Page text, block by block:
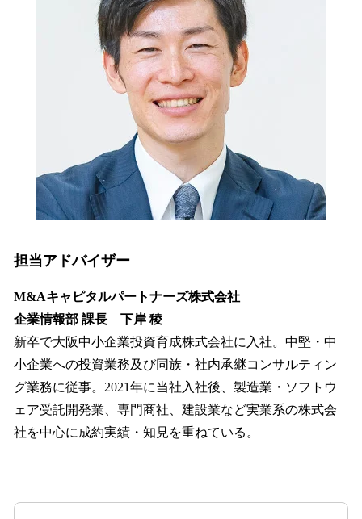
担当アドバイザー
M&Aキャピタルパートナーズ株式会社
企業情報部 課長 下岸 稜
新卒で大阪中小企業投資育成株式会社に入社。中堅・中
小企業への投資業務及び同族・社内承継コンサルティン
グ業務に従事。2021年に当社入社後、製造業・ソフトウ
ェア受託開発業、専門商社、建設業など実業系の株式会
社を中心に成約実績・知見を重ねている。